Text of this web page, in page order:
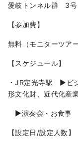
愛岐トンネル群 3号
【参加費】
無料（モニターツアー
【スケジュール】
・JR定光寺駅 ▶︎ビ
形文化財、近代化
▶︎演奏会・お食事
【設定日/設定人数】